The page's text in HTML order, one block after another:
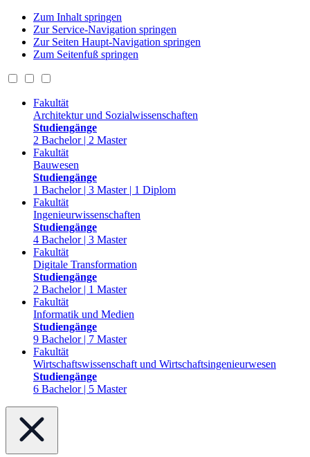
Zum Inhalt springen
Zur Service-Navigation springen
Zur Seiten Haupt-Navigation springen
Zum Seitenfuß springen
Fakultät
Architektur und Sozialwissenschaften
Studiengänge
2 Bachelor | 2 Master
Fakultät
Bauwesen
Studiengänge
1 Bachelor | 3 Master | 1 Diplom
Fakultät
Ingenieurwissenschaften
Studiengänge
4 Bachelor | 3 Master
Fakultät
Digitale Transformation
Studiengänge
2 Bachelor | 1 Master
Fakultät
Informatik und Medien
Studiengänge
9 Bachelor | 7 Master
Fakultät
Wirtschaftswissenschaft und Wirtschaftsingenieurwesen
Studiengänge
6 Bachelor | 5 Master